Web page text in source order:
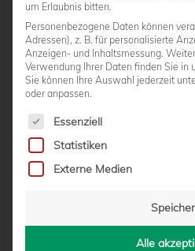
RENNEN
um Erlaubnis bitten.
Personenbezogene Daten können
Adressen), z. B. für personalisierte
Anzeigen- und Inhaltsmessung.
Verwendung Ihrer Daten finden Sie in
Sie können Ihre Auswahl jederzeit
oder anpassen.
Es folgt eine Liste der Service-
Essenziell
Statistiken
Externe Medien
Alle